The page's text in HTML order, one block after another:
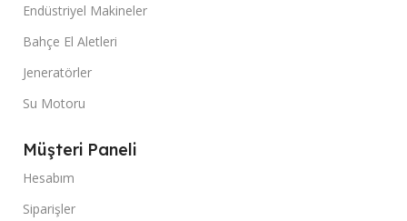
Endüstriyel Makineler
Bahçe El Aletleri
Jeneratörler
Su Motoru
Müşteri Paneli
Hesabım
Siparişler